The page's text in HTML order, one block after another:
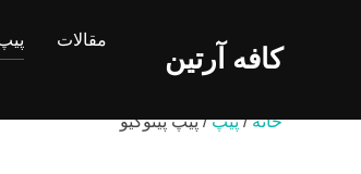
کافه آرتین
مقالات
خانه/پیپ/ پیپ پینوکیو